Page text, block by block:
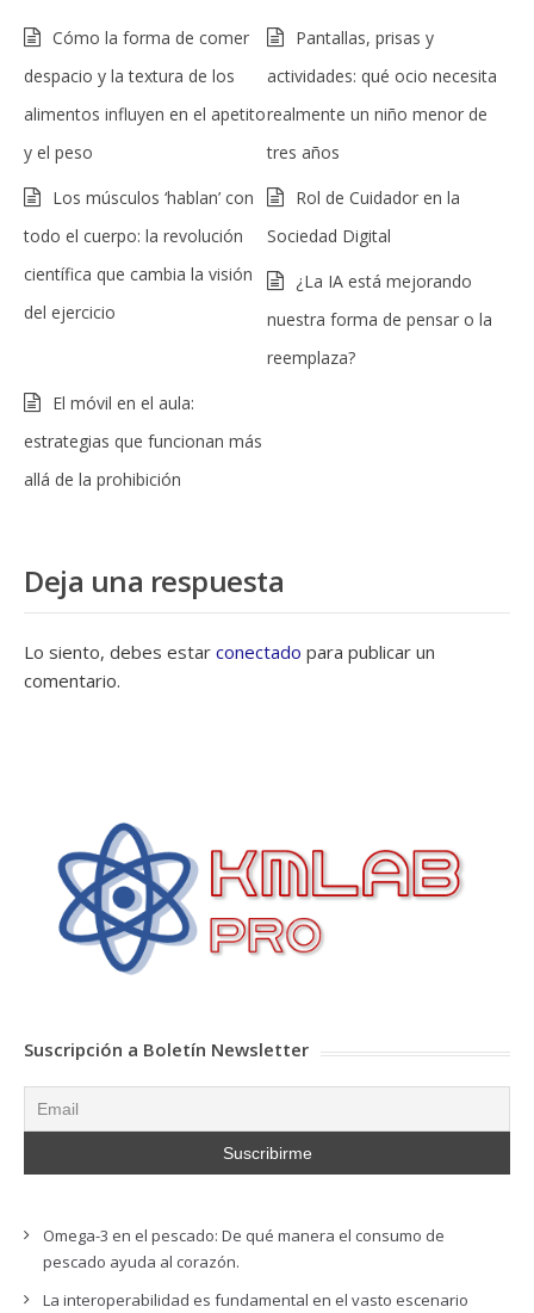
Cómo la forma de comer
despacio y la textura de los
alimentos influyen en el apetito
y el peso
Pantallas, prisas y
actividades: qué ocio necesita
realmente un niño menor de
tres años
Los músculos ‘hablan’ con
todo el cuerpo: la revolución
científica que cambia la visión
del ejercicio
Rol de Cuidador en la
Sociedad Digital
¿La IA está mejorando
nuestra forma de pensar o la
reemplaza?
El móvil en el aula:
estrategias que funcionan más
allá de la prohibición
Deja una respuesta
Lo siento, debes estar conectado para publicar un
comentario.
Suscripción a Boletín Newsletter
Omega-3 en el pescado: De qué manera el consumo de
pescado ayuda al corazón.
La interoperabilidad es fundamental en el vasto escenario